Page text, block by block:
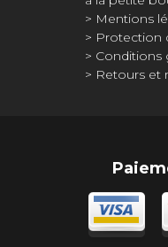
Mentions
Protection
Conditions
Retours et